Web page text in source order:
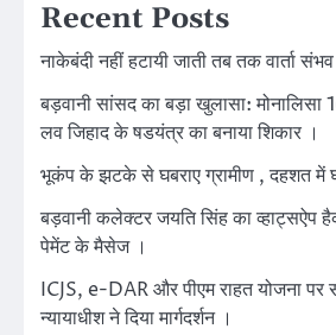
Recent Posts
नाकेबंदी नहीं हटायी जाती तब तक वार्ता
बड़वानी सांसद का बड़ा खुलासा: मोनालिसा
लव जिहाद के षडयंत्र का बनाया शिकार ।
भूकंप के झटके से घबराए ग्रामीण , दहशत में
बड़वानी कलेक्टर जयति सिंह का व्हाट्सऐप
पेमेंट के मैसेज ।
ICJS, e-DAR और पीएम राहत योजना पर
न्यायाधीश ने दिया मार्गदर्शन ।